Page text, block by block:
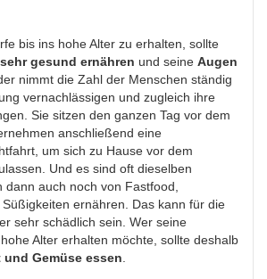
bis ins hohe Alter zu erhalten, sollte
sehr gesund ernähren und seine Augen
nimmt die Zahl der Menschen ständig
vernachlässigen und zugleich ihre
Sie sitzen den ganzen Tag vor dem
anschließend eine
um sich zu Hause vor dem
Und es sind oft dieselben
dann auch noch von Fastfood,
ernähren. Das kann für die
sehr schädlich sein. Wer seine
Alter erhalten möchte, sollte deshalb
Gemüse essen.